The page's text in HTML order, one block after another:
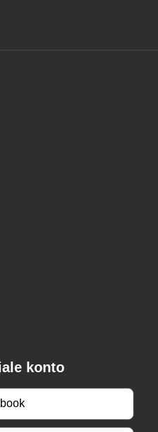
konto